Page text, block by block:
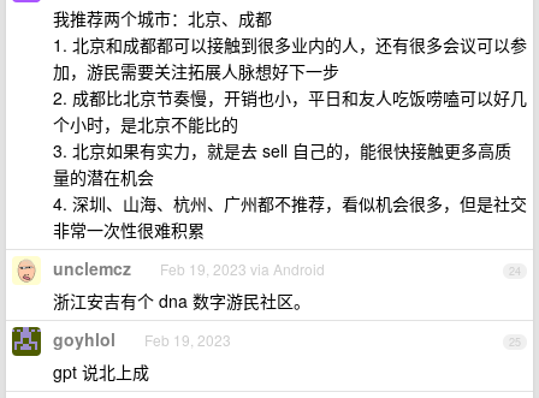
我推荐两个城市：北京、成都
1. 北京和成都都可以接触到很多业内的人，还有很多会议可以参
加，游民需要关注拓展人脉想好下一步
2. 成都比北京节奏慢，开销也小，平日和友人吃饭唠嗑可以好几
个小时，是北京不能比的
3. 北京如果有实力，就是去 sell 自己的，能很快接触更多高质
量的潜在机会
4. 深圳、山海、杭州、广州都不推荐，看似机会很多，但是社交
非常一次性很难积累
24
unclemcz Feb 19, 2023 via Android
浙江安吉有个 dna 数字游民社区。
25
goyhlol Feb 19, 2023
gpt 说北上成